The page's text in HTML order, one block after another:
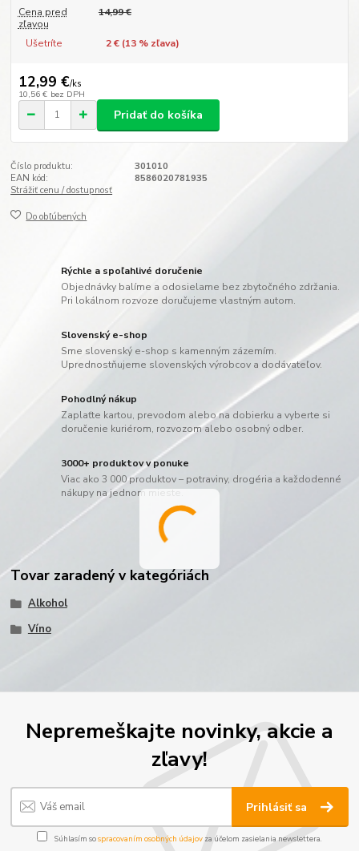
Cena pred
zľavou
14,99 €
Ušetríte 2 € (13% zľava)
12,99 €/ks
10,56 € bez DPH
Pridať do košíka
Číslo produktu:
301010
EAN kód:
8586020781935
Strážiť cenu / dostupnosť
Do obľúbených
Rýchle a spoľahlivé doručenie
Objednávky balíme a odosielame bez zbytočného zdržania.
Pri lokálnom rozvoze doručujeme vlastným autom.
Slovenský e-shop
Sme slovenský e-shop s kamenným zázemím.
Uprednostňujeme slovenských výrobcov a dodávateľov.
Pohodlný nákup
Zaplaťte kartou, prevodom alebo na dobierku a vyberte si
doručenie kuriérom, rozvozom alebo osobný odber.
3000+ produktov v ponuke
Viac ako 3 000 produktov – potraviny, drogéria a každodenné
nákupy na jednom mieste.
Tovar zaradený v kategóriách
Alkohol
Víno
Nepremeškajte novinky, akcie a
zľavy!
Prihlásiť sa
Súhlasím sospracovaním osobných údajov za účelom zasielania newslettera.